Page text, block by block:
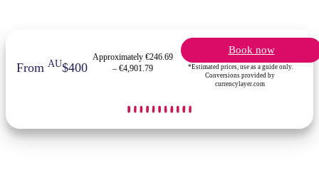
FromAU$400
Approximately €246.69
– €4,901.79
Book now
*Estimated prices, use as a guide only.
Conversions provided by
currencylayer.com